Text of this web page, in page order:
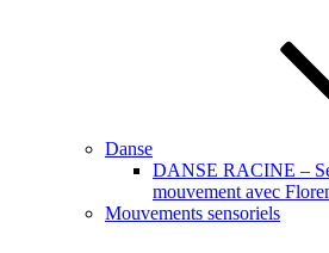
Danse
DANSE RACINE –
mouvement avec
Mouvements sensoriels